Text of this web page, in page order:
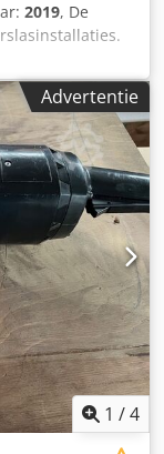
2019, De
de productie
werden
gelast. De
2019
12-12-30-
en -
(FPM)
laserbron die
5001, Chsdev Iq
1030 nm
Advertentie
1 /4